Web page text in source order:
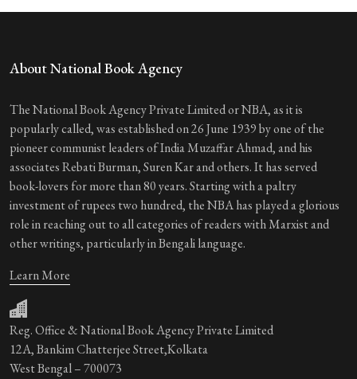
About National Book Agency
The National Book Agency Private Limited or NBA, as it is
popularly called, was established on 26 June 1939 by one of the
pioneer communist leaders of India Muzaffar Ahmad, and his
associates Rebati Burman, Suren Kar and others. It has served
book-lovers for more than 80 years. Starting with a paltry
investment of rupees two hundred, the NBA has played a glorious
role in reaching out to all categories of readers with Marxist and
other writings, particularly in Bengali language.
Learn More
Reg. Office & National Book Agency Private Limited
12A, Bankim Chatterjee Street,Kolkata
West Bengal – 700073